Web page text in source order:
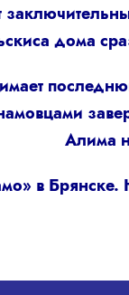
дома
Алима
в